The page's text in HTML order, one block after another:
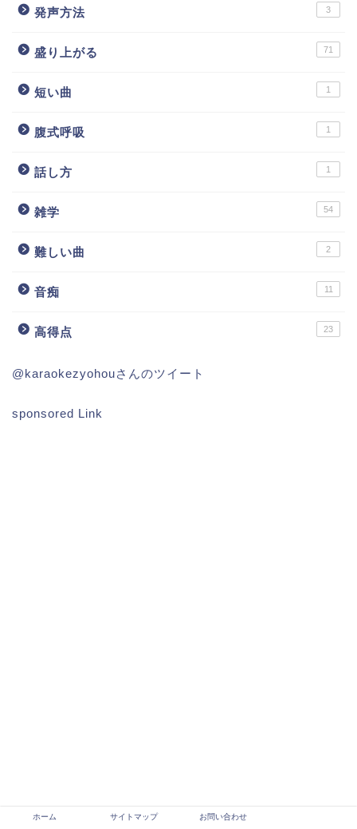
発声方法 3
盛り上がる 71
短い曲 1
腹式呼吸 1
話し方 1
雑学 54
難しい曲 2
音痴 11
高得点 23
@karaokezyohouさんのツイート
sponsored Link
ホーム サイトマップ お問い合わせ